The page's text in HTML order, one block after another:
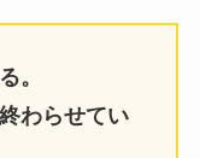
。
わらせてい